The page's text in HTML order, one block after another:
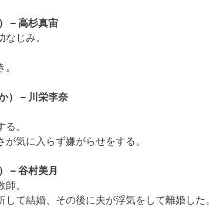
– 高杉真宙
じみ。
） – 川栄李奈
。
気に入らず嫌がらせをする。
– 谷村美月
。
て結婚、その後に夫が浮気をして離婚した。